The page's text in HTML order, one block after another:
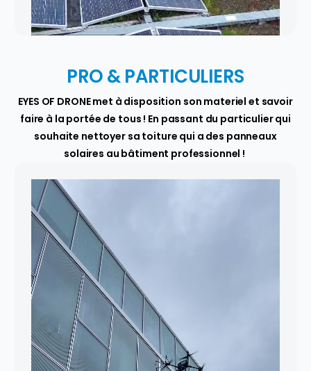
PRO & PARTICULIERS
EYES OF DRONE met à disposition son materiel et savoir
faire à la portée de tous ! En passant du particulier qui
souhaite nettoyer sa toiture qui a des panneaux
solaires au bâtiment professionnel !